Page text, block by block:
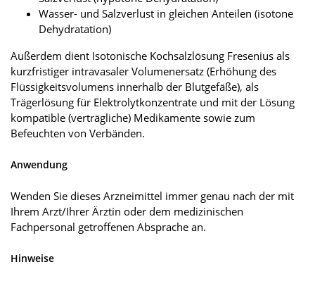
Wasser- und Salzverlust in gleichen Anteilen (isotone
Dehydratation)
Außerdem dient Isotonische Kochsalzlösung Fresenius als
kurzfristiger intravasaler Volumenersatz (Erhöhung des
Flüssigkeitsvolumens innerhalb der Blutgefäße), als
Trägerlösung für Elektrolytkonzentrate und mit der Lösung
kompatible (verträgliche) Medikamente sowie zum
Befeuchten von Verbänden.
Anwendung
Wenden Sie dieses Arzneimittel immer genau nach der mit
Ihrem Arzt/Ihrer Ärztin oder dem medizinischen
Fachpersonal getroffenen Absprache an.
Hinweise